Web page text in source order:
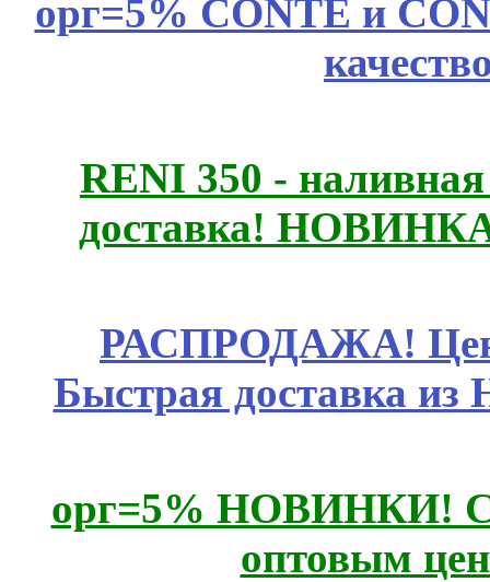
орг=5% CONTE и
RENI 350 -
доставка!
РАСПРОДАЖА!
Быстрая доставка из
орг=5% НОВИНКИ!
оптовым